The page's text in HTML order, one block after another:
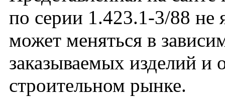
по серии 1.423.1-3/88 не
может меняться в
заказываемых изделий и
строительном рынке.